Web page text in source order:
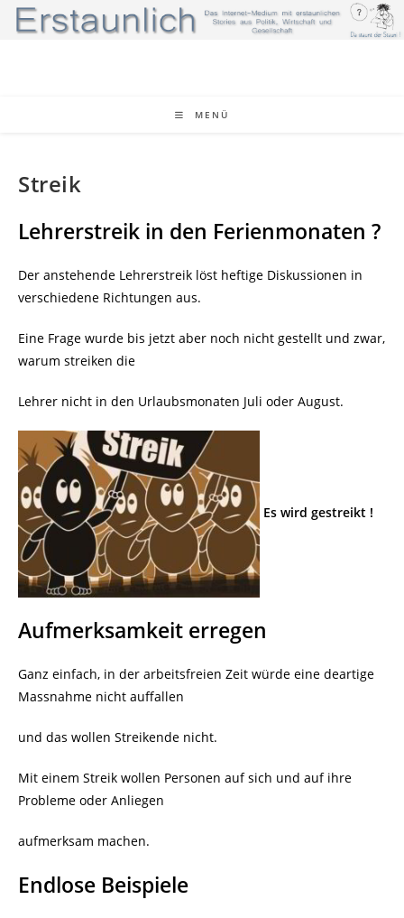
Zum
Inhalt
MENÜ
Streik
Lehrerstreik in den Ferienmonaten ?
Der anstehende Lehrerstreik löst heftige Diskussionen in
verschiedene Richtungen aus.
Eine Frage wurde bis jetzt aber noch nicht gestellt und zwar,
warum streiken die
Lehrer nicht in den Urlaubsmonaten Juli oder August.
Es wird gestreikt !
Aufmerksamkeit erregen
Ganz einfach, in der arbeitsfreien Zeit würde eine deartige
Massnahme nicht auffallen
und das wollen Streikende nicht.
Mit einem Streik wollen Personen auf sich und auf ihre
Probleme oder Anliegen
aufmerksam machen.
Endlose Beispiele